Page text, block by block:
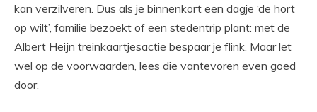
kan verzilveren. Dus als je binnenkort een dagje ‘de hort
op wilt’, familie bezoekt of een stedentrip plant: met de
Albert Heijn treinkaartjesactie bespaar je flink. Maar let
wel op de voorwaarden, lees die vantevoren even goed
door.